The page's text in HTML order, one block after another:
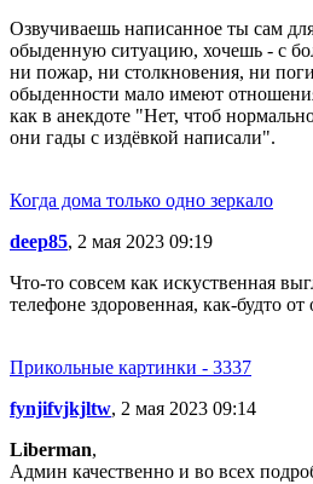
Озвучиваешь написанное ты сам
обыденную ситуацию, хочешь - с
ни пожар, ни столкновения, ни
обыденности мало имеют
как в анекдоте "Нет, чтоб
они гады с издёвкой написали".
Когда дома только одно зеркало
deep85, 2 мая 2023 09:19
Что-то совсем как искуственная
телефоне здоровенная, как-будто от
Прикольные картинки - 3337
fynjifvjkjltw, 2 мая 2023 09:14
Liberman,
Админ качественно и во всех